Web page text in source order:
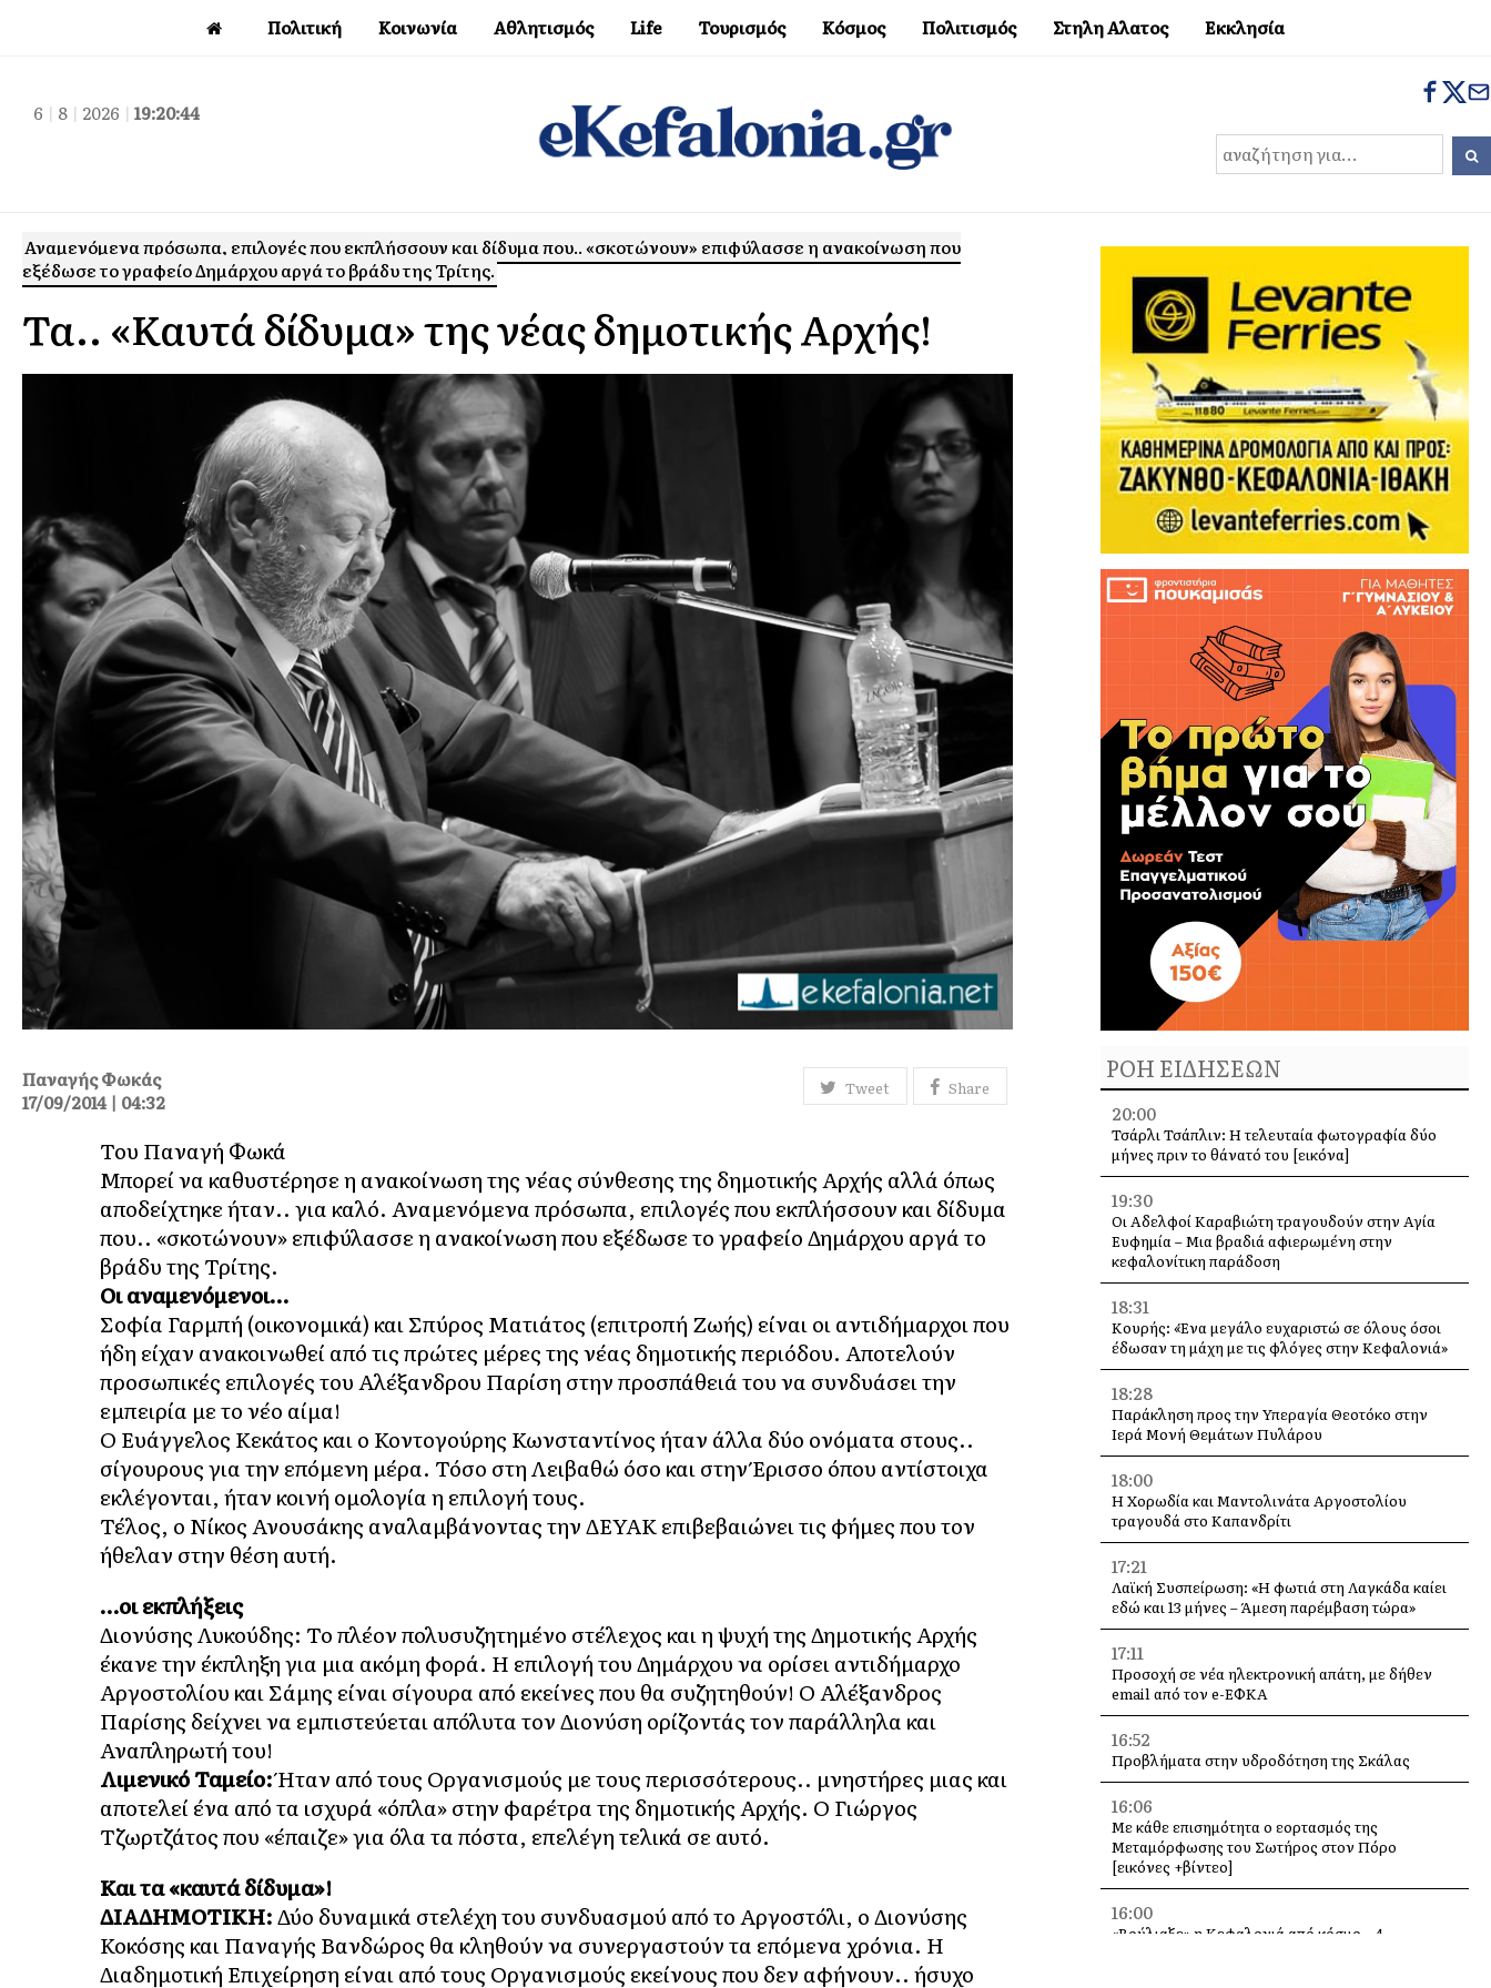
Πολιτική Κοινωνία Αθλητισμός Life Τουρισμός Κόσμος Πολιτισμός Στηλη Αλατος Εκκλησία
6 | 8 | 2026 | 19:20:45
Αναμενόμενα πρόσωπα, επιλογές που εκπλήσσουν και δίδυμα που.. «σκοτώνουν» επιφύλασσε η ανακοίνωση που
εξέδωσε το γραφείο Δημάρχου αργά το βράδυ της Τρίτης.
Τα.. «Καυτά δίδυμα» της νέας δημοτικής Αρχής!
Tweet Share
Παναγής Φωκάς
17/09/2014 | 04:32
Του Παναγή Φωκά
Μπορεί να καθυστέρησε η ανακοίνωση της νέας σύνθεσης της δημοτικής Αρχής αλλά όπως
αποδείχτηκε ήταν.. για καλό. Αναμενόμενα πρόσωπα, επιλογές που εκπλήσσουν και δίδυμα
που.. «σκοτώνουν» επιφύλασσε η ανακοίνωση που εξέδωσε το γραφείο Δημάρχου αργά το
βράδυ της Τρίτης.
Οι αναμενόμενοι…
Σοφία Γαρμπή (οικονομικά) και Σπύρος Ματιάτος (επιτροπή Ζωής) είναι οι αντιδήμαρχοι που
ήδη είχαν ανακοινωθεί από τις πρώτες μέρες της νέας δημοτικής περιόδου. Αποτελούν
προσωπικές επιλογές του Αλέξανδρου Παρίση στην προσπάθειά του να συνδυάσει την
εμπειρία με το νέο αίμα!
Ο Ευάγγελος Κεκάτος και ο Κοντογούρης Κωνσταντίνος ήταν άλλα δύο ονόματα στους..
σίγουρους για την επόμενη μέρα. Τόσο στη Λειβαθώ όσο και στην Έρισσο όπου αντίστοιχα
εκλέγονται, ήταν κοινή ομολογία η επιλογή τους.
Τέλος, ο Νίκος Ανουσάκης αναλαμβάνοντας την ΔΕΥΑΚ επιβεβαιώνει τις φήμες που τον
ήθελαν στην θέση αυτή.
…οι εκπλήξεις
Διονύσης Λυκούδης: Το πλέον πολυσυζητημένο στέλεχος και η ψυχή της Δημοτικής Αρχής
έκανε την έκπληξη για μια ακόμη φορά. Η επιλογή του Δημάρχου να ορίσει αντιδήμαρχο
Αργοστολίου και Σάμης είναι σίγουρα από εκείνες που θα συζητηθούν! Ο Αλέξανδρος
Παρίσης δείχνει να εμπιστεύεται απόλυτα τον Διονύση ορίζοντάς τον παράλληλα και
Αναπληρωτή του!
Λιμενικό Ταμείο:Ήταν από τους Οργανισμούς με τους περισσότερους.. μνηστήρες μιας και
αποτελεί ένα από τα ισχυρά «όπλα» στην φαρέτρα της δημοτικής Αρχής. Ο Γιώργος
Τζωρτζάτος που «έπαιζε» για όλα τα πόστα, επελέγη τελικά σε αυτό.
Και τα «καυτά δίδυμα»!
ΔΙΑΔΗΜΟΤΙΚΗ:Δύο δυναμικά στελέχη του συνδυασμού από το Αργοστόλι, ο Διονύσης
Κοκόσης και Παναγής Βανδώρος θα κληθούν να συνεργαστούν τα επόμενα χρόνια. Η
Διαδημοτική Επιχείρηση είναι από τους Οργανισμούς εκείνους που δεν αφήνουν.. ήσυχο
ΡΟΗ ΕΙΔΗΣΕΩΝ
20:00
Τσάρλι Τσάπλιν: Η τελευταία φωτογραφία δύο
μήνες πριν το θάνατό του [εικόνα]
19:30
Οι Αδελφοί Καραβιώτη τραγουδούν στην Αγία
Ευφημία – Μια βραδιά αφιερωμένη στην
κεφαλονίτικη παράδοση
18:31
Κουρής: «Ένα μεγάλο ευχαριστώ σε όλους όσοι
έδωσαν τη μάχη με τις φλόγες στην Κεφαλονιά»
18:28
Παράκληση προς την Υπεραγία Θεοτόκο στην
Ιερά Μονή Θεμάτων Πυλάρου
18:00
Η Χορωδία και Μαντολινάτα Αργοστολίου
τραγουδά στο Καπανδρίτι
17:21
Λαϊκή Συσπείρωση: «Η φωτιά στη Λαγκάδα καίει
εδώ και 13 μήνες – Άμεση παρέμβαση τώρα»
17:11
Προσοχή σε νέα ηλεκτρονική απάτη, με δήθεν
email από τον e-ΕΦΚΑ
16:52
Προβλήματα στην υδροδότηση της Σκάλας
16:06
Με κάθε επισημότητα ο εορτασμός της
Μεταμόρφωσης του Σωτήρος στον Πόρο
[εικόνες +βίντεο]
16:00
«Βούλιαξε» η Κεφαλονιά από κόσμο – 4